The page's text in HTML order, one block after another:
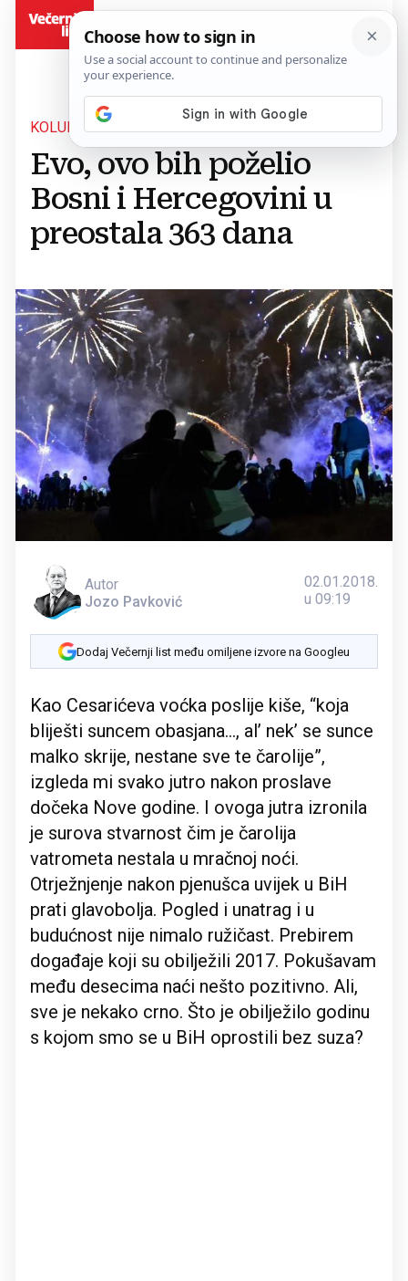
KOLUMNA JOZE PAVKOVIĆA
Evo, ovo bih poželio
Bosni i Hercegovini u
preostala 363 dana
Autor
Jozo Pavković
02.01.2018.
u 09:19
Dodaj Večernji list među omiljene izvore na Googleu
Kao Cesarićeva voćka poslije kiše, “koja
bliješti suncem obasjana..., al’ nek’ se sunce
malko skrije, nestane sve te čarolije”,
izgleda mi svako jutro nakon proslave
dočeka Nove godine. I ovoga jutra izronila
je surova stvarnost čim je čarolija
vatrometa nestala u mračnoj noći.
Otrježnjenje nakon pjenušca uvijek u BiH
prati glavobolja. Pogled i unatrag i u
budućnost nije nimalo ružičast. Prebirem
događaje koji su obilježili 2017. Pokušavam
među desecima naći nešto pozitivno. Ali,
sve je nekako crno. Što je obilježilo godinu
s kojom smo se u BiH oprostili bez suza?